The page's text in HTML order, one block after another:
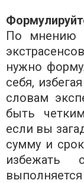
По мнению
нужно
себя,
словам
быть
если вы
сумму и
избежать